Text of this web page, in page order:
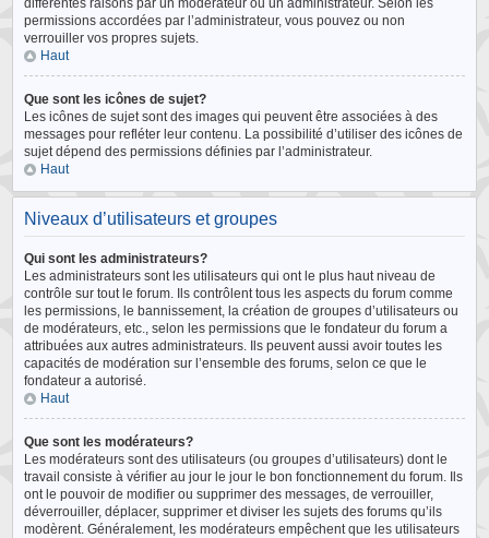
différentes raisons par un modérateur ou un administrateur. Selon les
permissions accordées par l’administrateur, vous pouvez ou non
verrouiller vos propres sujets.
Haut
Que sont les icônes de sujet?
Les icônes de sujet sont des images qui peuvent être associées à des
messages pour refléter leur contenu. La possibilité d’utiliser des icônes de
sujet dépend des permissions définies par l’administrateur.
Haut
Niveaux d’utilisateurs et groupes
Qui sont les administrateurs?
Les administrateurs sont les utilisateurs qui ont le plus haut niveau de
contrôle sur tout le forum. Ils contrôlent tous les aspects du forum comme
les permissions, le bannissement, la création de groupes d’utilisateurs ou
de modérateurs, etc., selon les permissions que le fondateur du forum a
attribuées aux autres administrateurs. Ils peuvent aussi avoir toutes les
capacités de modération sur l’ensemble des forums, selon ce que le
fondateur a autorisé.
Haut
Que sont les modérateurs?
Les modérateurs sont des utilisateurs (ou groupes d’utilisateurs) dont le
travail consiste à vérifier au jour le jour le bon fonctionnement du forum. Ils
ont le pouvoir de modifier ou supprimer des messages, de verrouiller,
déverrouiller, déplacer, supprimer et diviser les sujets des forums qu’ils
modèrent. Généralement, les modérateurs empêchent que les utilisateurs